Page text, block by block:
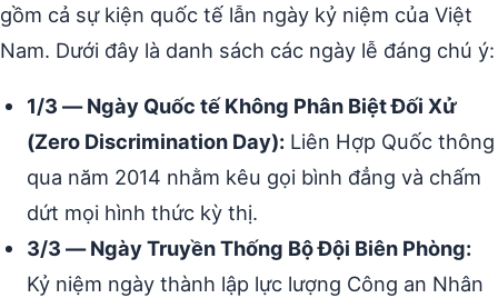
gồm cả sự kiện quốc tế lẫn ngày kỷ niệm của Việt
Nam. Dưới đây là danh sách các ngày lễ đáng chú ý:
1/3 — Ngày Quốc tế Không Phân Biệt Đối Xử
(Zero Discrimination Day): Liên Hợp Quốc thông
qua năm 2014 nhằm kêu gọi bình đẳng và chấm
dứt mọi hình thức kỳ thị.
3/3 — Ngày Truyền Thống Bộ Đội Biên Phòng:
Kỷ niệm ngày thành lập lực lượng Công an Nhân